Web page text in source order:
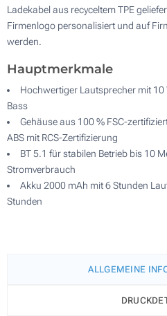
Ladekabel aus recyceltem TPE
Firmenlogo personalisiert und auf
werden.
Hauptmerkmale
Hochwertiger Lautsprecher mit
Bass
Gehäuse aus 100 % FSC-
ABS mit RCS-Zertifizierung
BT 5.1 für stabilen Betrieb bis 10
Stromverbrauch
Akku 2000 mAh mit 6 Stunden
Stunden
ALLGEMEINE